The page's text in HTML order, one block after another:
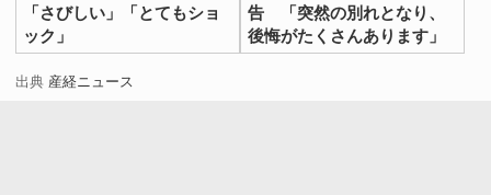
「さびしい」「とてもショ
ック」
告 「突然の別れとなり、
後悔がたくさんあります」
出典 産経ニュース